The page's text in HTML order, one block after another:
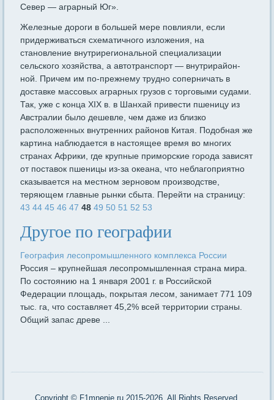
Север — аграрный Юг».
Железные дороги в большей мере повлияли, если
придерживать­ся схематичного изложения, на
становление внутрирегиональной специализации
сельского хозяйства, а автотранспорт — внутрирайон­
ной. Причем им по-прежнему трудно соперничать в
доставке массо­вых аграрных грузов с торговыми судами.
Так, уже с конца XIX в. в Шанхай привести пшеницу из
Австралии было дешевле, чем даже из близко
расположенных внутренних районов Китая. Подобная же
картина наблюдается в настоящее время во многих
странах Афри­ки, где крупные приморские города зависят
от поставок пшеницы из-за океана, что неблагоприятно
сказывается на местном зерновом производстве,
теряющем главные рынки сбыта. Перейти на страницу:
43 44 45 46 47 48 49 50 51 52 53
Другое по географии
География лесопромышленного комплекса России
Россия – крупнейшая лесопромышленная страна мира.
По состоянию на 1 января 2001 г. в Российской
Федерации пло­щадь, покрытая лесом, занимает 771 109
тыс. га, что составляет 45,2% всей территории страны.
Общий запас древе ...
Copyright © F1mnenie.ru 2015-2026. All Rights Reserved.